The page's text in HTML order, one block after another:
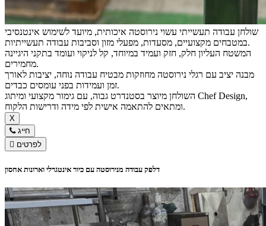
שולחן עבודה תעשייתי עשוי נירוסטה איכותית, מיועד לשימוש אינטנסיבי
במטבחים מקצועיים, מסעדות, מפעלי מזון וסביבות עבודה תעשייתיות.
המשטח העליון חלק, חזק ועמיד במיוחד, קל לניקוי ועומד בתקני היגיינה
מחמירים.
מבנה יציב עם רגלי נירוסטה מחוזקות מבטיח עבודה נוחה, יציבות לאורך
זמן ועמידות בפני עומסים כבדים.
השולחן מיוצר בסטנדרט גבוה, עם גימור מקצועי ומיתוג Chef Design,
ומתאים להתאמה אישית לפי מידה ודרישות הלקוח.
X
חייג
לפרטים
דלפק עבודה מנירוסטה עם כיור אינטגרלי וארונות אחסון